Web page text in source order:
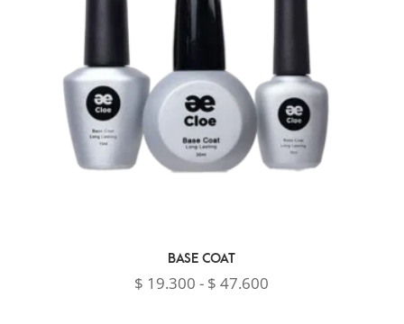
$ 30.600
BASE COAT
$ 19.300 - $ 47.600